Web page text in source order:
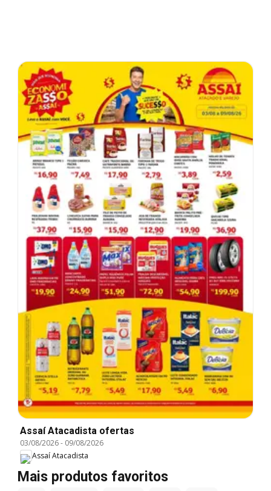
Assaí Atacadista ofertas
03/08/2026- 09/08/2026
Assaí Atacadista
Mais produtos favoritos